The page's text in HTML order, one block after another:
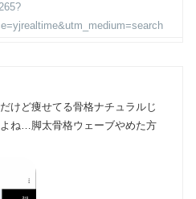
けど痩せてる骨格ナチュラルじ
ね…脚太骨格ウェーブやめた方